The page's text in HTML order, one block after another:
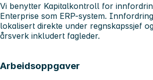
Vi benytter Kapitalkontroll for
Enterprise som ERP-system.
lokalisert direkte under regnskapssjef
årsverk inkludert fagleder.
Arbeidsoppgaver